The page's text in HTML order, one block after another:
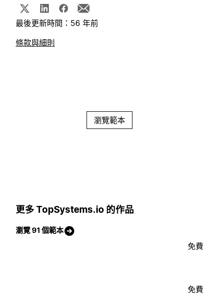
最後更新時間：56 年前
條款與細則
瀏覽範本
更多 TopSystems.io 的作品
瀏覽 91 個範本
免費
免費